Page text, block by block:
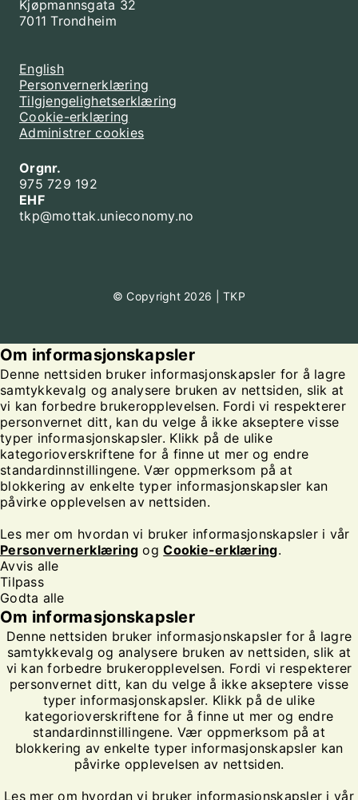
Kjøpmannsgata 32
7011 Trondheim
English
Personvernerklæring
Tilgjengelighetserklæring
Cookie-erklæring
Administrer cookies
Orgnr.
975 729 192
EHF
tkp@mottak.unieconomy.no
© Copyright 2026 | TKP
Om informasjonskapsler
Denne nettsiden bruker informasjonskapsler for å lagre
samtykkevalg og analysere bruken av nettsiden, slik at
vi kan forbedre brukeropplevelsen. Fordi vi respekterer
personvernet ditt, kan du velge å ikke akseptere visse
typer informasjonskapsler. Klikk på de ulike
kategorioverskriftene for å finne ut mer og endre
standardinnstillingene. Vær oppmerksom på at
blokkering av enkelte typer informasjonskapsler kan
påvirke opplevelsen av nettsiden.
Les mer om hvordan vi bruker informasjonskapsler i vår
Personvernerklæring ogCookie-erklæring.
Avvis alle
Tilpass
Godta alle
Om informasjonskapsler
Denne nettsiden bruker informasjonskapsler for å lagre
samtykkevalg og analysere bruken av nettsiden, slik at
vi kan forbedre brukeropplevelsen. Fordi vi respekterer
personvernet ditt, kan du velge å ikke akseptere visse
typer informasjonskapsler. Klikk på de ulike
kategorioverskriftene for å finne ut mer og endre
standardinnstillingene. Vær oppmerksom på at
blokkering av enkelte typer informasjonskapsler kan
påvirke opplevelsen av nettsiden.
Les mer om hvordan vi bruker informasjonskapsler i vår